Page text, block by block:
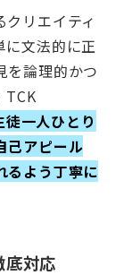
リエイティ
に文法的に正
を論理的かつ
TCK
徒一人ひとり
己アピール
るよう丁寧に
底対応